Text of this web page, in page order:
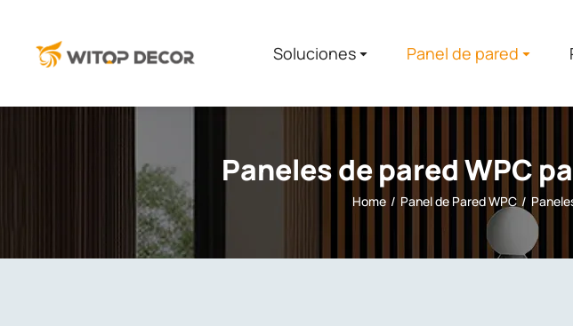
Soluciones​ Panel de pared
Paneles de pared WPC
Home Panel de Pared WPC